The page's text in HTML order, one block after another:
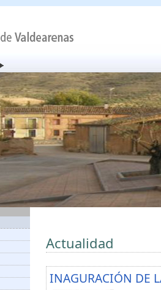
Actualidad
INAGURACIÓN DE